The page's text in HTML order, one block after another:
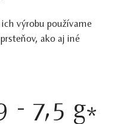
ich výrobu používame
ako aj iné
- 7,5 g*